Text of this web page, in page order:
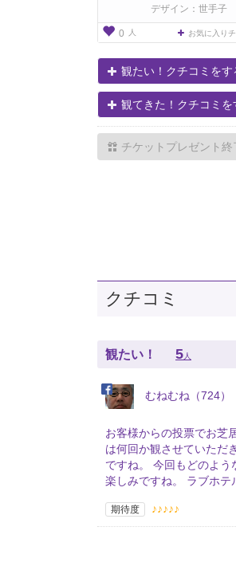
デザイン：世手子
0 人 お気に入り
観たい！クチコミをす
観てきた！クチコミを
チケットプレゼント終
クチコミ
観たい！ 5 人
むねむね（724）
お客様からの投票でお芝
は何回か観させていただ
ですね。 今回もどのよう
楽しみですね。 ラブホテ
期待度 ♪♪♪♪♪